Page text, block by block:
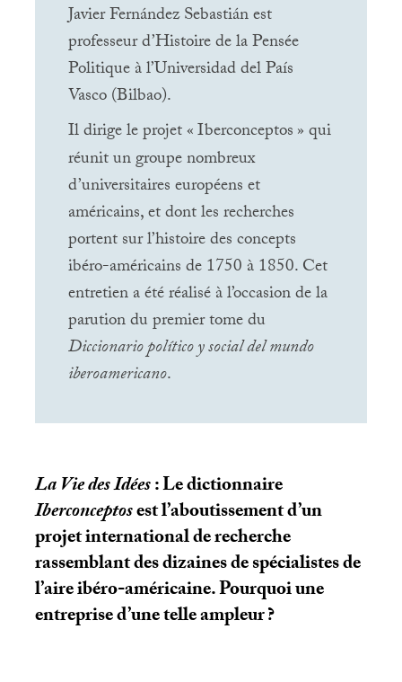
Javier Fernández Sebastián est
professeur d’Histoire de la Pensée
Politique à l’Universidad del País
Vasco (Bilbao).
Il dirige le projet «Iberconceptos» qui
réunit un groupe nombreux
d’universitaires européens et
américains, et dont les recherches
portent sur l’histoire des concepts
ibéro-américains de 1750 à 1850. Cet
entretien a été réalisé à l’occasion de la
parution du premier tome du
Diccionario político y social del mundo
iberoamericano.
La Vie des Idées: Le dictionnaire
Iberconceptosest l’aboutissement d’un
projet international de recherche
rassemblant des dizaines de spécialistes de
l’aire ibéro-américaine. Pourquoi une
entreprise d’une telle ampleur?